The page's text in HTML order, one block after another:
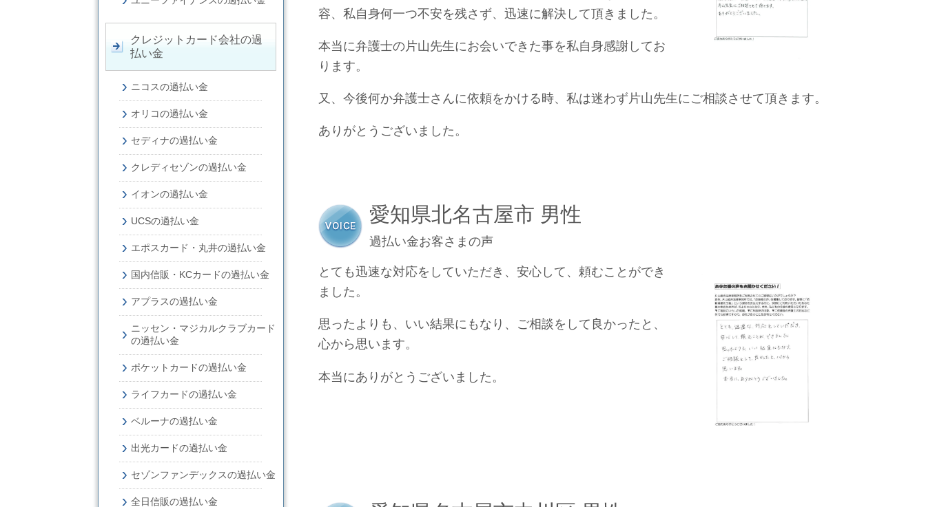
容、私自身何一つ不安を残さず、迅速に解決して頂きました。
本当に弁護士の片山先生にお会いできた事を私自身感謝してお
ります。
又、今後何か弁護士さんに依頼をかける時、私は迷わず片山先生にご相談させて頂きます。
ありがとうございました。
愛知県北名古屋市 男性
過払い金お客さまの声
とても迅速な対応をしていただき、安心して、頼むことができ
ました。
思ったよりも、いい結果にもなり、ご相談をして良かったと、
心から思います。
本当にありがとうございました。
クレジットカード会社の過
払い金
ニコスの過払い金
オリコの過払い金
セディナの過払い金
クレディセゾンの過払い金
イオンの過払い金
UCSの過払い金
エポスカード・丸井の過払い金
国内信販・KCカードの過払い金
アプラスの過払い金
ニッセン・マジカルクラブカード
の過払い金
ポケットカードの過払い金
ライフカードの過払い金
ベルーナの過払い金
出光カードの過払い金
セゾンファンデックスの過払い金
全日信販の過払い金